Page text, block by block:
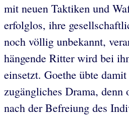
mit neuen Taktiken und
erfolglos, ihre
noch völlig unbekannt,
hängende Ritter wird bei
einsetzt. Goethe übte
zugängliches Drama,
nach der Befreiung des